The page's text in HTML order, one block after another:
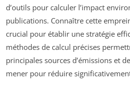
d’outils pour calculer l’impact
publications. Connaître cette
crucial pour établir une stratégie
méthodes de calcul précises
principales sources d’émissions et
mener pour réduire